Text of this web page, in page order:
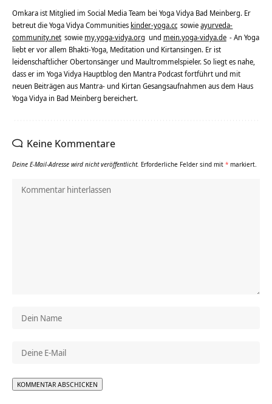
Omkara ist Mitglied im Social Media Team bei Yoga Vidya Bad Meinberg. Er
betreut die Yoga Vidya Communities kinder-yoga.cc sowieayurveda-
community.net sowie my.yoga-vidya.org und mein.yoga-vidya.de - An Yoga
liebt er vor allem Bhakti-Yoga, Meditation und Kirtansingen. Er ist
leidenschaftlicher Obertonsänger und Maultrommelspieler. So liegt es nahe,
dass er im Yoga Vidya Hauptblog den Mantra Podcast fortführt und mit
neuen Beiträgen aus Mantra- und Kirtan Gesangsaufnahmen aus dem Haus
Yoga Vidya in Bad Meinberg bereichert.
Keine Kommentare
Deine E-Mail-Adresse wird nicht veröffentlicht. Erforderliche Felder sind mit * markiert.